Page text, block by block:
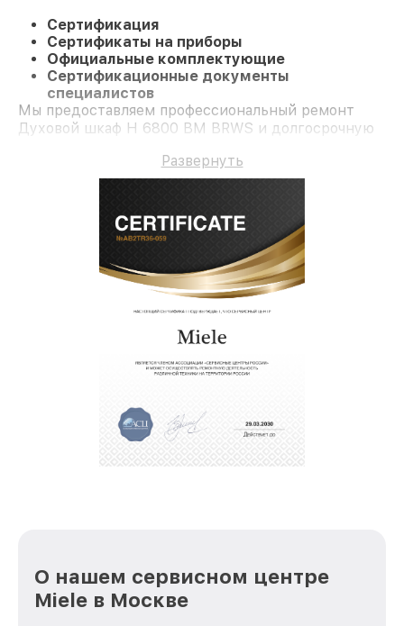
Сертификация
Сертификаты на приборы
Официальные комплектующие
Сертификационные документы
специалистов
Мы предоставляем профессиональный ремонт
Духовой шкаф H 6800 BM BRWS и долгосрочную
Развернуть
О нашем сервисном центре
Miele в Москве